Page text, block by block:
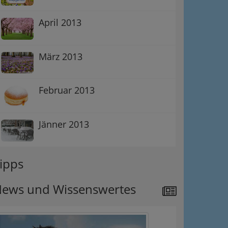
April 2013
März 2013
Februar 2013
Jänner 2013
und Wissenswertes